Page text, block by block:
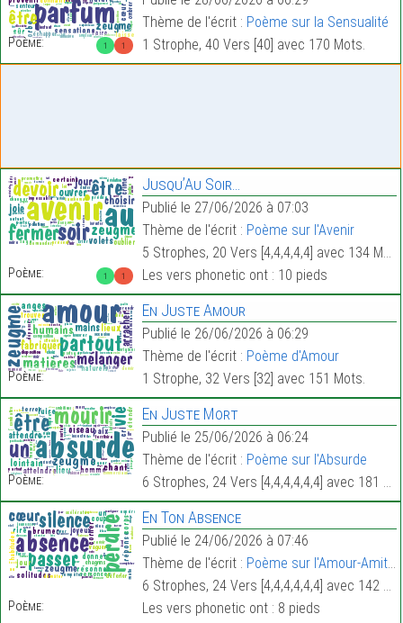
1 1
Poème:
Thème de l'écrit : Poème sur la Sensualité
1 Strophe, 40 Vers [40] avec 170 Mots.
1 1
Poème:
Jusqu’Au Soir…
Publié le 27/06/2026 à 07:03
Thème de l'écrit : Poème sur l'Avenir
5 Strophes, 20 Vers [4,4,4,4,4] avec 134 Mots.
Les vers phonetic ont : 10 pieds
Poème:
En Juste Amour
Publié le 26/06/2026 à 06:29
Thème de l'écrit : Poème d'Amour
1 Strophe, 32 Vers [32] avec 151 Mots.
Poème:
En Juste Mort
Publié le 25/06/2026 à 06:24
Thème de l'écrit : Poème sur l'Absurde
6 Strophes, 24 Vers [4,4,4,4,4,4] avec 181 Mots.
Poème:
En Ton Absence
Publié le 24/06/2026 à 07:46
Thème de l'écrit : Poème sur l'Amour-Amitié
6 Strophes, 24 Vers [4,4,4,4,4,4] avec 142 Mots.
Les vers phonetic ont : 8 pieds